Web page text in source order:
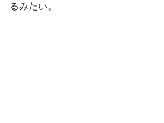
るみたい。